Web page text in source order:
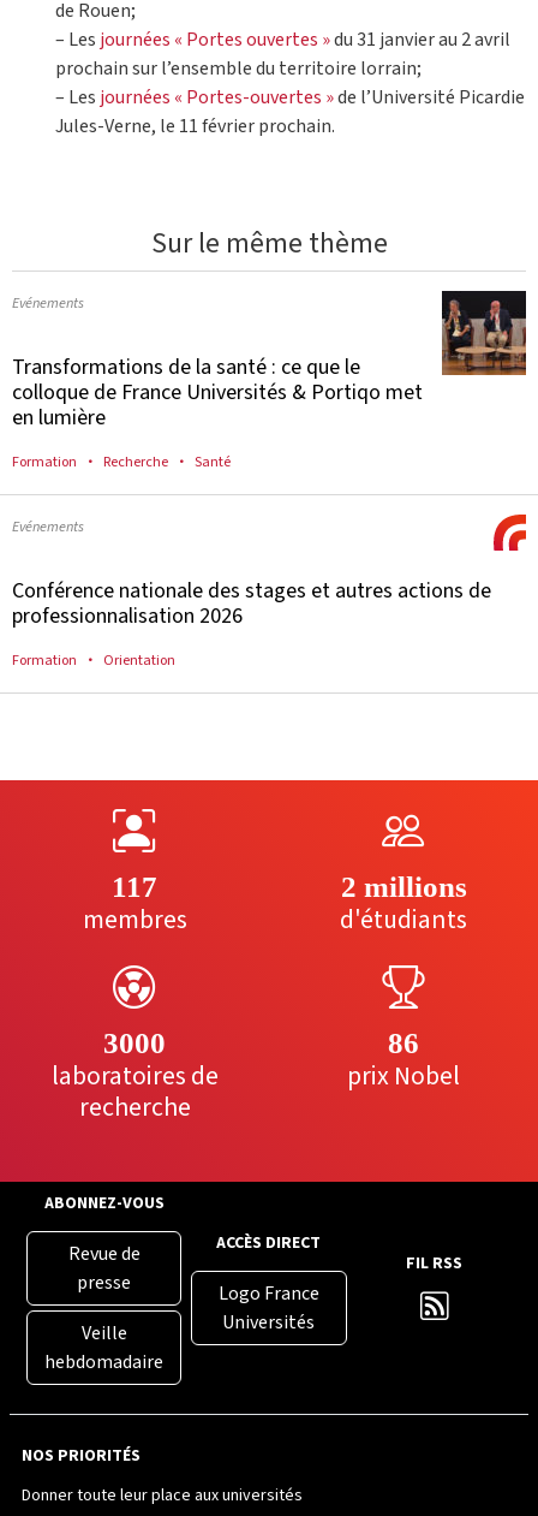
de Rouen;
– Les journées « Portes ouvertes »du 31 janvier au 2 avril
prochain sur l’ensemble du territoire lorrain;
– Les journées « Portes-ouvertes »de l’Université Picardie
Jules-Verne, le 11 février prochain.
Sur le même thème
Evénements
Transformations de la santé : ce que le
colloque de France Universités & Portiqo met
en lumière
Formation Recherche Santé
Evénements
Conférence nationale des stages et autres actions de
professionnalisation 2026
Formation Orientation
117
membres
2 millions
d'étudiants
3000
laboratoires de
recherche
86
prix Nobel
ABONNEZ-VOUS
Revue de
presse
Veille
hebdomadaire
ACCÈS DIRECT
Logo France
Universités
FIL RSS
NOS PRIORITÉS
Donner toute leur place aux universités